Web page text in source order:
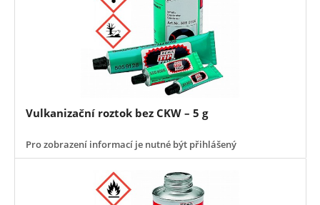
Vulkanizační roztok bez CKW – 5 g
Pro zobrazení informací je nutné být přihlášený